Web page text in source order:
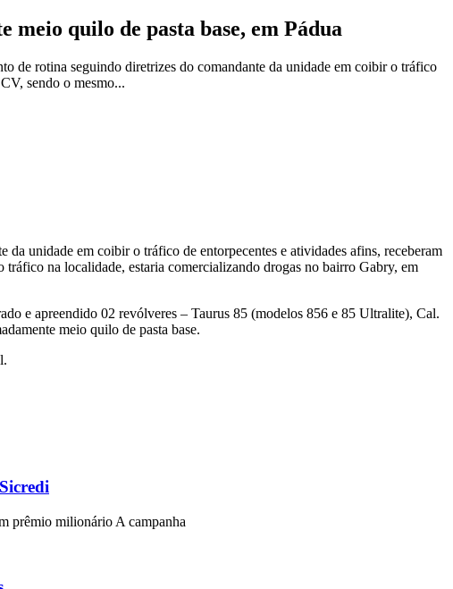
quilo de pasta base, em Pádua
de rotina seguindo diretrizes do comandante da unidade em coibir o tráfico
sendo o mesmo...
unidade em coibir o tráfico de entorpecentes e atividades afins, receberam
na localidade, estaria comercializando drogas no bairro Gabry, em
e apreendido 02 revólveres – Taurus 85 (modelos 856 e 85 Ultralite), Cal.
meio quilo de pasta base.
prêmio milionário A campanha